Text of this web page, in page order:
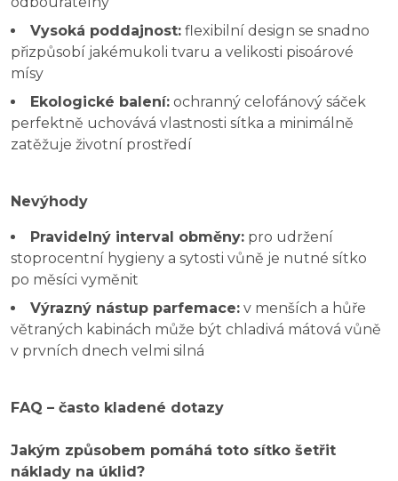
Vysoká poddajnost: flexibilní design se snadno
přizpůsobí jakémukoli tvaru a velikosti pisoárové
mísy
Ekologické balení: ochranný celofánový sáček
perfektně uchovává vlastnosti sítka a minimálně
zatěžuje životní prostředí
Nevýhody
Pravidelný interval obměny: pro udržení
stoprocentní hygieny a sytosti vůně je nutné sítko
po měsíci vyměnit
Výrazný nástup parfemace: v menších a hůře
větraných kabinách může být chladivá mátová vůně
v prvních dnech velmi silná
FAQ – často kladené dotazy
Jakým způsobem pomáhá toto sítko šetřit
náklady na úklid?